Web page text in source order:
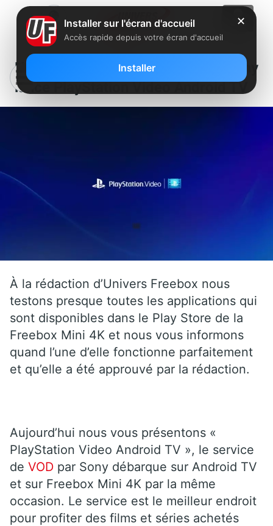
Nouveau sur Freebox Mini 4K : Sony
lance PlayStation Video Android TV
À la rédaction d’Univers Freebox nous
testons presque toutes les applications qui
sont disponibles dans le Play Store de la
Freebox Mini 4K et nous vous informons
quand l’une d’elle fonctionne parfaitement
et qu’elle a été approuvé par la rédaction.
Aujourd’hui nous vous présentons «
PlayStation Video Android TV », le service
de VOD par Sony débarque sur Android TV
et sur Freebox Mini 4K par la même
occasion. Le service est le meilleur endroit
pour profiter des films et séries achetés
✕
Installer sur l'écran d'accueil
Accès rapide depuis votre écran d'accueil
Installer